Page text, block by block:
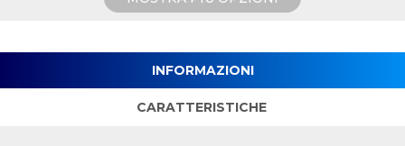
INFORMAZIONI
CARATTERISTICHE